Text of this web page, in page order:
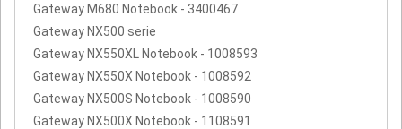
Gateway M680 Notebook - 3400467
Gateway NX500 serie
Gateway NX550XL Notebook - 1008593
Gateway NX550X Notebook - 1008592
Gateway NX500S Notebook - 1008590
Gateway NX500X Notebook - 1108591